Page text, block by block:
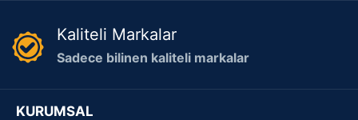
Kaliteli Markalar
Sadece bilinen kaliteli markalar
KURUMSAL